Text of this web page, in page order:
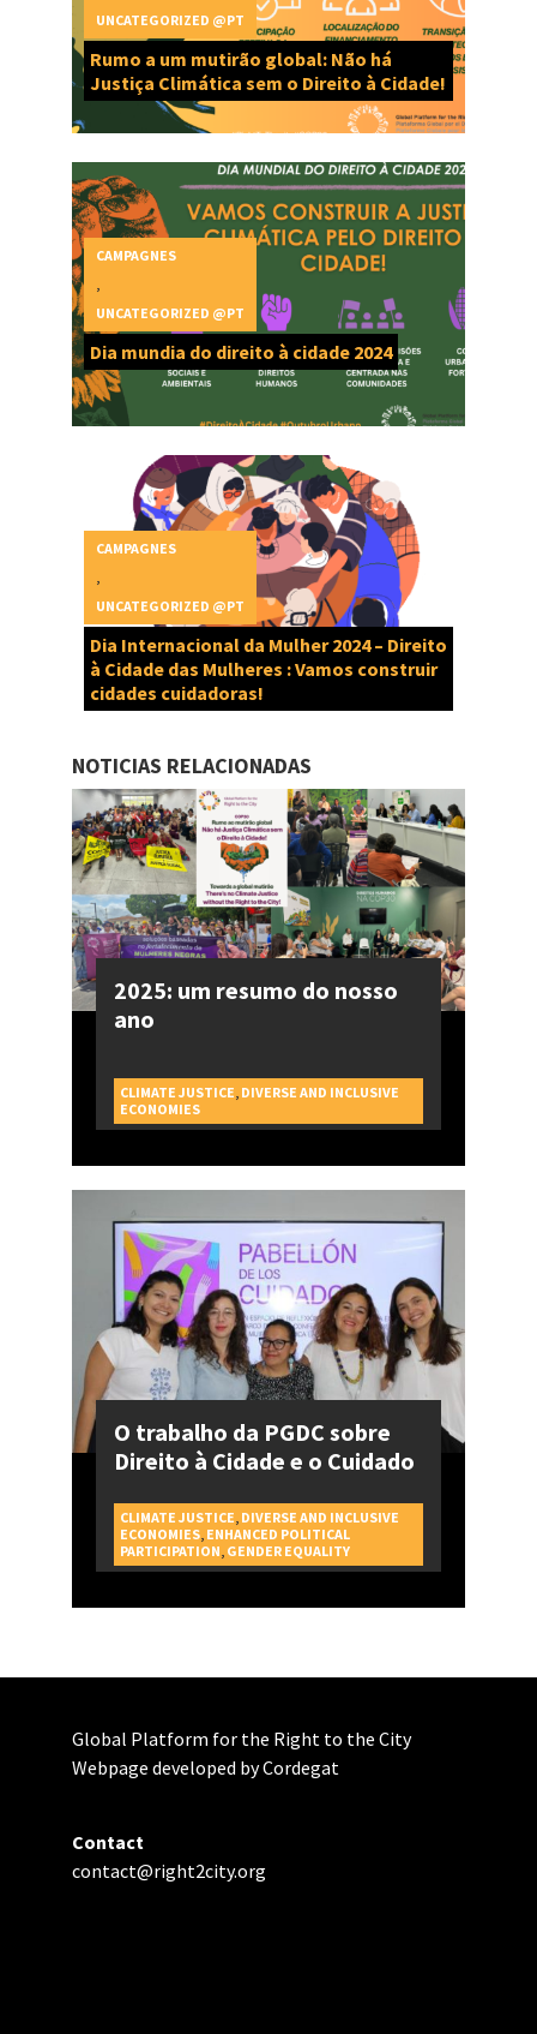
Rumo a um mutirão global: Não há
Justiça Climática sem o Direito à Cidade!
UNCATEGORIZED @PT
Dia mundia do direito à cidade 2024
CAMPAGNES
UNCATEGORIZED @PT
Dia Internacional da Mulher 2024 – Direito
à Cidade das Mulheres : Vamos construir
cidades cuidadoras!
CAMPAGNES
UNCATEGORIZED @PT
NOTICIAS RELACIONADAS
2025: um resumo do nosso
ano
CAMPAGNES
CLIMATE JUSTICE DIVERSE AND INCLUSIVE
ECONOMIES
O trabalho da PGDC sobre
Direito à Cidade e o Cuidado
CAMPAGNES
CLIMATE JUSTICE DIVERSE AND INCLUSIVE
ECONOMIES, ENHANCED POLITICAL
PARTICIPATION GENDER EQUALITY
Global Platform for the Right to the City
Webpage developed by Cordegat
Contact
contact@right2city.org